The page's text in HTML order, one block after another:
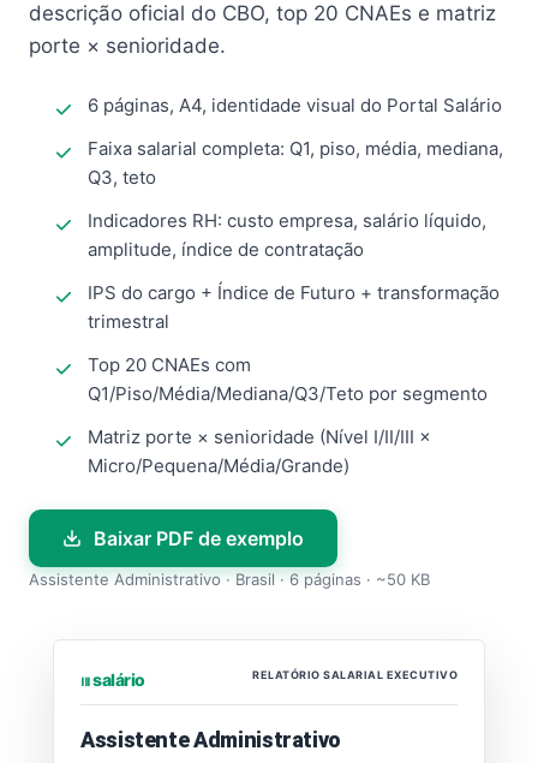
descrição oficial do CBO, top 20 CNAEs e matriz
porte × senioridade.
6 páginas, A4, identidade visual do Portal Salário
Faixa salarial completa: Q1, piso, média, mediana,
Q3, teto
Indicadores RH: custo empresa, salário líquido,
amplitude, índice de contratação
IPS do cargo + Índice de Futuro + transformação
trimestral
Top 20 CNAEs com
Q1/Piso/Média/Mediana/Q3/Teto por segmento
Matriz porte × senioridade (Nível I/II/III ×
Micro/Pequena/Média/Grande)
Baixar PDF de exemplo
Assistente Administrativo · Brasil · 6 páginas · ~50 KB
⏐⏐⏐ salário RELATÓRIO SALARIAL EXECUTIVO
Assistente Administrativo